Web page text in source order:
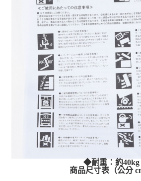
◆耐重：約40kg
商品尺寸表（公分